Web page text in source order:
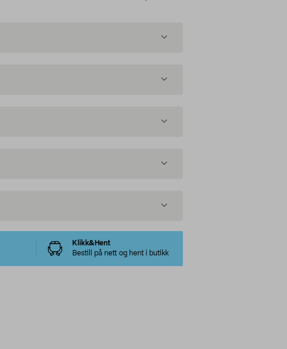
Klikk&Hent
Bestill på nett og hent i butikk